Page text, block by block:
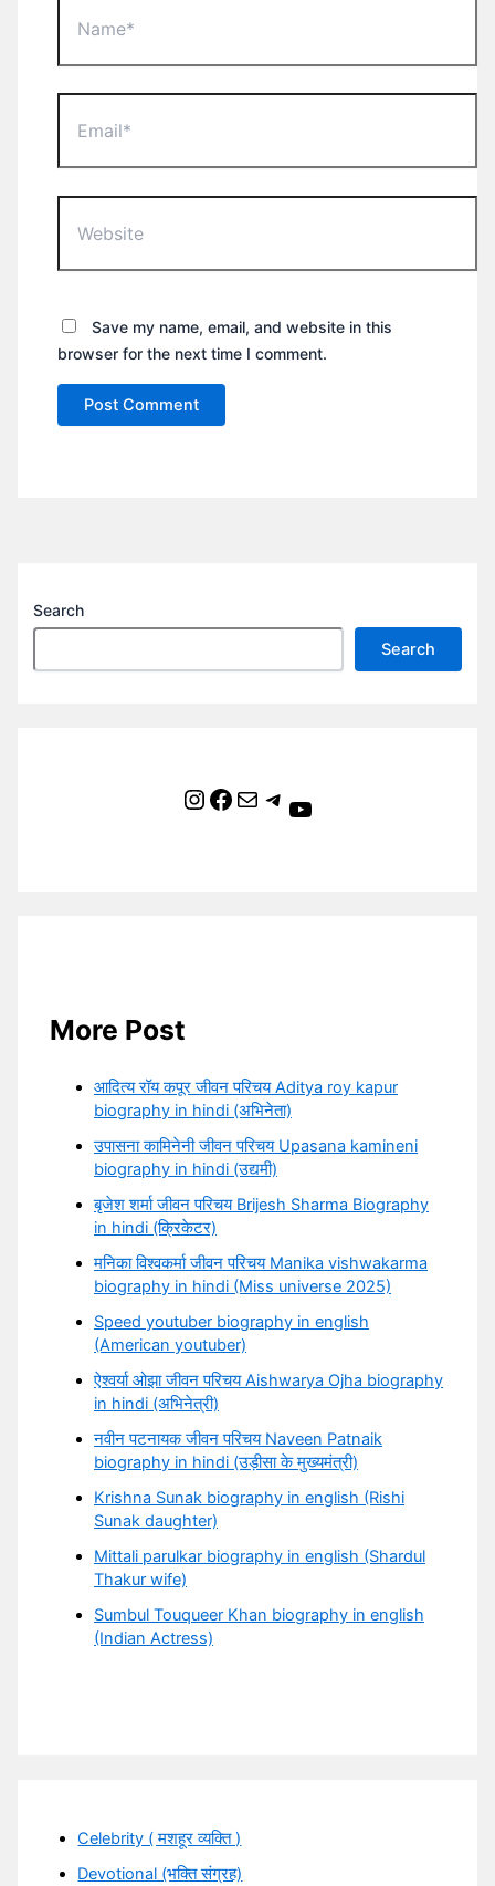
Save my name, email, and website in this
browser for the next time I comment.
Search
Search
Instagram Facebook Mail Telegram YouTube
More Post
आदित्य रॉय कपूर जीवन परिचय Aditya roy kapur
biography in hindi (अभिनेता)
उपासना कामिनेनी जीवन परिचय Upasana kamineni
biography in hindi (उद्यमी)
बृजेश शर्मा जीवन परिचय Brijesh Sharma Biography
in hindi (क्रिकेटर)
मनिका विश्वकर्मा जीवन परिचय Manika vishwakarma
biography in hindi (Miss universe 2025)
Speed youtuber biography in english
(American youtuber)
ऐश्वर्या ओझा जीवन परिचय Aishwarya Ojha biography
in hindi (अभिनेत्री)
नवीन पटनायक जीवन परिचय Naveen Patnaik
biography in hindi (उड़ीसा के मुख्यमंत्री)
Krishna Sunak biography in english (Rishi
Sunak daughter)
Mittali parulkar biography in english (Shardul
Thakur wife)
Sumbul Touqueer Khan biography in english
(Indian Actress)
Celebrity ( मशहूर व्यक्ति )
Devotional (भक्ति संग्रह)